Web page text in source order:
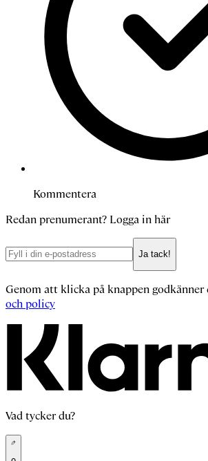
Kommentera
Redan prenumerant? Logga in här
Ja tack!
Genom att klicka på knappen godkänner
och policy
Vad tycker du?